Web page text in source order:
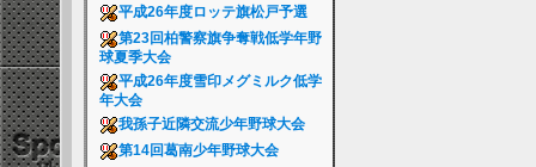
平成26年度ロッテ旗松戸予選
第23回柏警察旗争奪戦低学年野
球夏季大会
平成26年度雪印メグミルク低学
年大会
我孫子近隣交流少年野球大会
第14回葛南少年野球大会